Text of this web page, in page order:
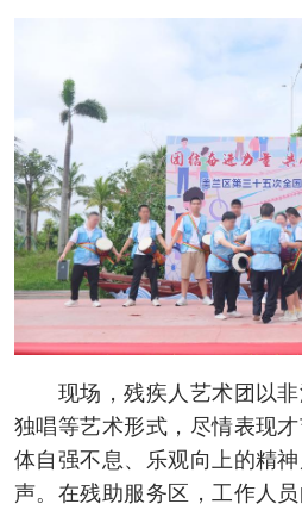
现场，残疾人艺术团以非
独唱等艺术形式，尽情表现
体自强不息、乐观向上的精
声。在残助服务区，工作人